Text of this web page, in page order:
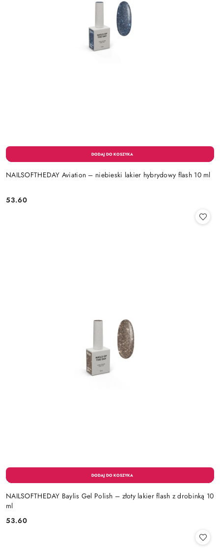
NAILSOFTHEDAY Aviation – niebieski lakier hybrydowy flash 10 ml
Cena:
53.60
NAILSOFTHEDAY Baylis Gel Polish – złoty lakier flash z drobinką 10
ml
Cena:
53.60